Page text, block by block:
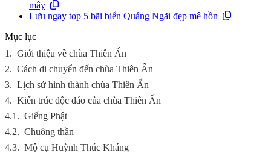
mây
Lưu ngay top 5 bãi biển Quảng Ngãi đẹp mê hồn
Mục lục
1. Giới thiệu về chùa Thiên Ấn
2. Cách di chuyển đến chùa Thiên Ấn
3. Lịch sử hình thành chùa Thiên Ấn
4. Kiến trúc độc đáo của chùa Thiên Ấn
4.1. Giếng Phật
4.2. Chuông thần
4.3. Mộ cụ Huỳnh Thúc Kháng